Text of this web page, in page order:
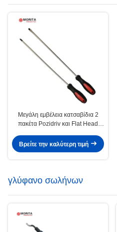
Πυροδοτήσεων
Μεγάλη εμβέλεια κατσαβίδια 2
πακέτα Pozidriv και Flat Head
λαβές 300mm
Βρείτε την καλύτερη τιμή
γλύφανο σωλήνων